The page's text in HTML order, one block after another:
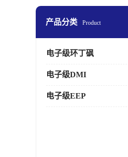
产品分类 Product
电子级环丁砜
电子级DMI
电子级EEP